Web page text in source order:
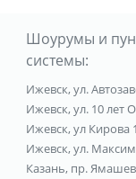
Шоурумы и
системы:
Ижевск, ул.
Ижевск, ул. 10 лет
Ижевск, ул Кирова
Ижевск, ул.
Казань, пр.